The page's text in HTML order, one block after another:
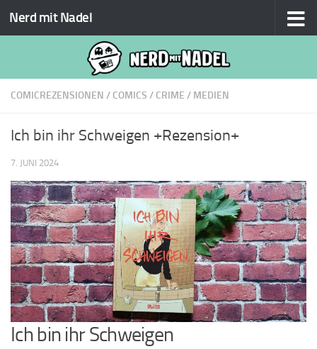
Zum Inhalt springen
Nerd mit Nadel
COMICREZENSIONEN / COMICS / CRIME / MEDIEN
Ich bin ihr Schweigen +Rezension+
7. JUNI 2024
Ich bin ihr Schweigen